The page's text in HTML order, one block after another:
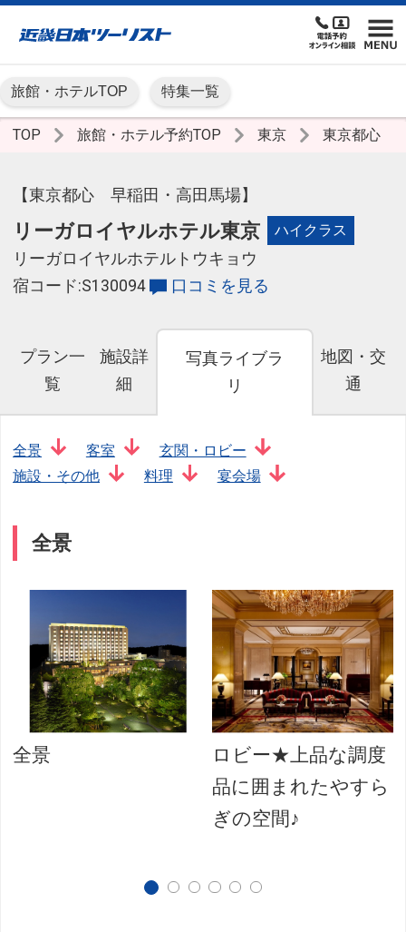
旅館・ホテルTOP 特集一覧
TOP 旅館・ホテル予約TOP 東京 東京都心
【東京都心 早稲田・高田馬場】
リーガロイヤルホテル東京 ハイクラス
リーガロイヤルホテルトウキョウ
宿コード:S130094
口コミを見る
プラン一
覧
施設詳
細
写真ライブラ
リ
地図・交
通
全景 客室
玄関・ロビー
施設・その他
料理 宴会場
全景
全景
ロビー★上品な調度
品に囲まれたやすら
ぎの空間♪